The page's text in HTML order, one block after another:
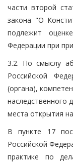
части второй
закона "О
подлежит
Федерации при
3.2. По смыслу
Российской
(органа),
наследственного
места открытия
В пункте 17
Российской
практике по